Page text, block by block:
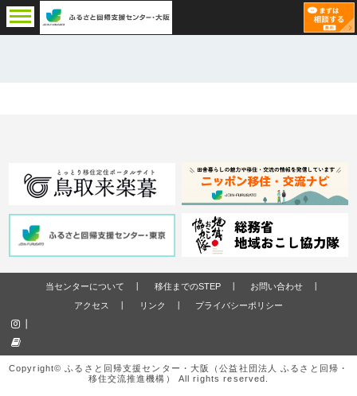
当センターについて 移住までのSTEP
お問い合わせ
アクセス
リンク プライバシーポリシー
Copyright© ふるさと回帰支援センター・大阪（公益社団法人 ふるさと回帰・
移住交流推進機構） All rights reserved.